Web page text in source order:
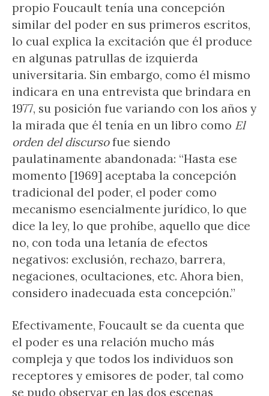
propio Foucault tenía una concepción
similar del poder en sus primeros escritos,
lo cual explica la excitación que él produce
en algunas patrullas de izquierda
universitaria. Sin embargo, como él mismo
indicara en una entrevista que brindara en
1977, su posición fue variando con los años y
la mirada que él tenía en un libro como El
orden del discursofue siendo
paulatinamente abandonada: “Hasta ese
momento [1969] aceptaba la concepción
tradicional del poder, el poder como
mecanismo esencialmente jurídico, lo que
dice la ley, lo que prohíbe, aquello que dice
no, con toda una letanía de efectos
negativos: exclusión, rechazo, barrera,
negaciones, ocultaciones, etc. Ahora bien,
considero inadecuada esta concepción.”
Efectivamente, Foucault se da cuenta que
el poder es una relación mucho más
compleja y que todos los individuos son
receptores y emisores de poder, tal como
se pudo observar en las dos escenas